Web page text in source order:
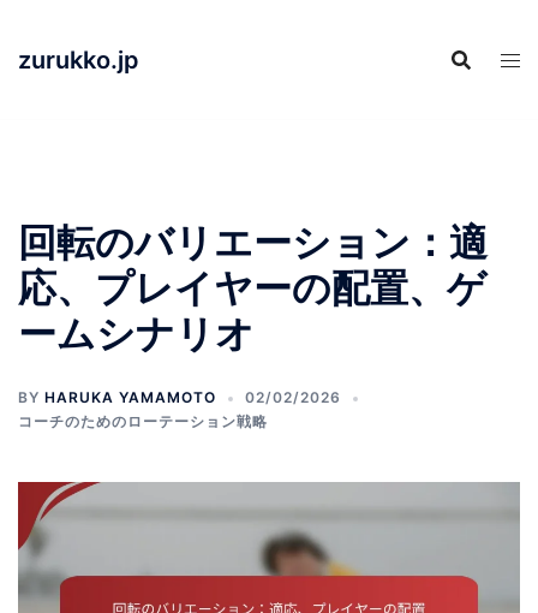
zurukko.jp
回転のバリエーション：適
応、プレイヤーの配置、ゲ
ームシナリオ
BY HARUKA YAMAMOTO
02/02/2026
コーチのためのローテーション戦略